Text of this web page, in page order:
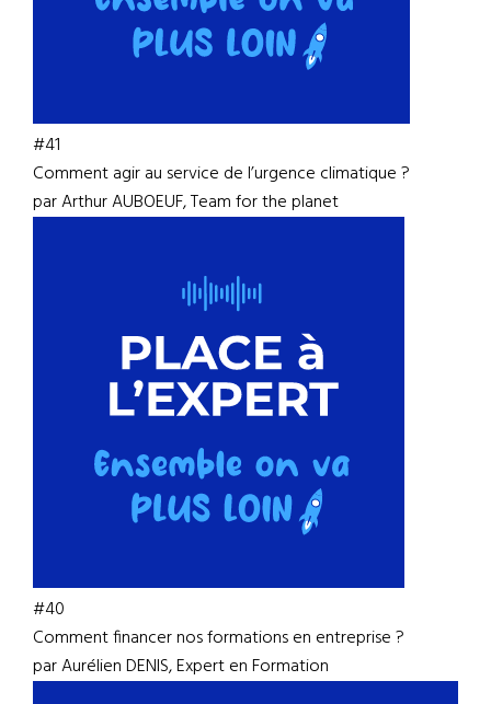
#41
Comment agir au service de l’urgence climatique ?
par Arthur AUBOEUF, Team for the planet
#40
Comment financer nos formations en entreprise ?
par Aurélien DENIS, Expert en Formation